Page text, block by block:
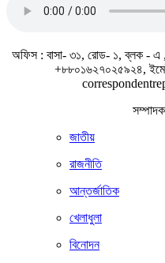
অফিস : বাসা- ৩১, রোড- ১, ব্লক - এ
+৮৮০১৬২৭০২৫৯২৪,
জাতীয়
রাজনীতি
আন্তর্জাতিক
খেলাধুলা
বিনোদন